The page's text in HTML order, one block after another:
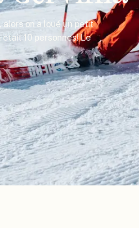
on a loué un petit
10 personnes! Le